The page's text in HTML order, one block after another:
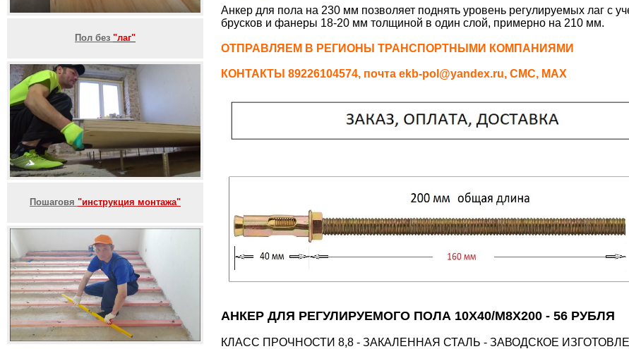
Пол без "лаг"
Пошаговя "инструкция монтажа"
Анкер для пола на 230 мм позволяет поднять уровень регулируемых лаг с
брусков и фанеры 18-20 мм толщиной в один слой, примерно на 210 мм.
ОТПРАВЛЯЕМ В РЕГИОНЫ ТРАНСПОРТНЫМИ КОМПАНИЯМИ
КОНТАКТЫ 89226104574, почта ekb-pol@yandex.ru, СМС, MAX
АНКЕР ДЛЯ РЕГУЛИРУЕМОГО ПОЛА 10Х40/М8Х200 - 56 РУБЛЯ
КЛАСС ПРОЧНОСТИ 8,8 - ЗАКАЛЕННАЯ СТАЛЬ - ЗАВОДСКОЕ